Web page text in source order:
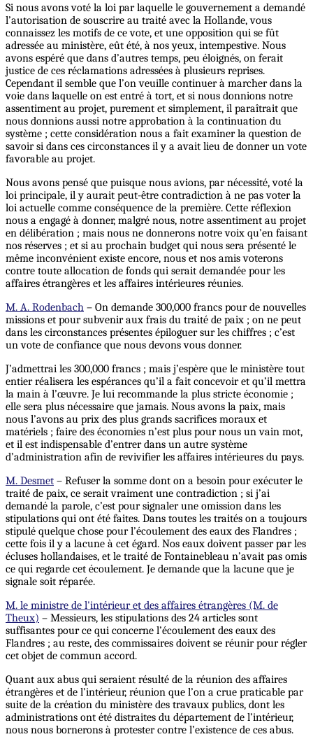
Si nous avons voté la loi par laquelle le gouvernement a demandé
l’autorisation de souscrire au traité avec la Hollande, vous
connaissez les motifs de ce vote, et une opposition qui se fût
adressée au ministère, eût été, à nos yeux, intempestive. Nous
avons espéré que dans d’autres temps, peu éloignés, on ferait
justice de ces réclamations adressées à plusieurs reprises.
Cependant il semble que l’on veuille continuer à marcher dans la
voie dans laquelle on est entré à tort, et si nous donnions notre
assentiment au projet, purement et simplement, il paraîtrait que
nous donnions aussi notre approbation à la continuation du
système ; cette considération nous a fait examiner la question de
savoir si dans ces circonstances il y a avait lieu de donner un vote
favorable au projet.
Nous avons pensé que puisque nous avions, par nécessité, voté la
loi principale, il y aurait peut-être contradiction à ne pas voter la
loi actuelle comme conséquence de la première. Cette réflexion
nous a engagé à donner, malgré nous, notre assentiment au projet
en délibération ; mais nous ne donnerons notre voix qu’en faisant
nos réserves ; et si au prochain budget qui nous sera présenté le
même inconvénient existe encore, nous et nos amis voterons
contre toute allocation de fonds qui serait demandée pour les
affaires étrangères et les affaires intérieures réunies.
M. A. Rodenbach – On demande 300,000 francs pour de nouvelles
missions et pour subvenir aux frais du traité de paix ; on ne peut
dans les circonstances présentes épiloguer sur les chiffres ; c’est
un vote de confiance que nous devons vous donner.
J’admettrai les 300,000 francs ; mais j’espère que le ministère tout
entier réalisera les espérances qu’il a fait concevoir et qu’il mettra
la main à l’œuvre. Je lui recommande la plus stricte économie ;
elle sera plus nécessaire que jamais. Nous avons la paix, mais
nous l’avons au prix des plus grands sacrifices moraux et
matériels ; faire des économies n’est plus pour nous un vain mot,
et il est indispensable d’entrer dans un autre système
d’administration afin de revivifier les affaires intérieures du pays.
M. Desmet – Refuser la somme dont on a besoin pour exécuter le
traité de paix, ce serait vraiment une contradiction ; si j’ai
demandé la parole, c’est pour signaler une omission dans les
stipulations qui ont été faites. Dans toutes les traités on a toujours
stipulé quelque chose pour l’écoulement des eaux des Flandres ;
cette fois il y a lacune à cet égard. Nos eaux doivent passer par les
écluses hollandaises, et le traité de Fontainebleau n’avait pas omis
ce qui regarde cet écoulement. Je demande que la lacune que je
signale soit réparée.
M. le ministre de l'intérieur et des affaires étrangères (M. de
Theux) – Messieurs, les stipulations des 24 articles sont
suffisantes pour ce qui concerne l’écoulement des eaux des
Flandres ; au reste, des commissaires doivent se réunir pour régler
cet objet de commun accord.
Quant aux abus qui seraient résulté de la réunion des affaires
étrangères et de l’intérieur, réunion que l’on a crue praticable par
suite de la création du ministère des travaux publics, dont les
administrations ont été distraites du département de l’intérieur,
nous nous bornerons à protester contre l’existence de ces abus.